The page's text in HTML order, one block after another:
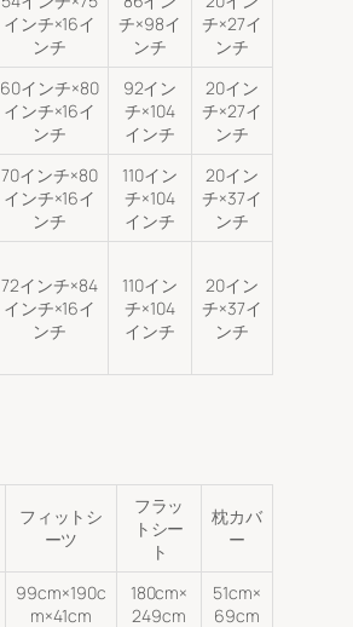
インチ×16イ
ンチ
チ×98イ
ンチ
チ×27イ
ンチ
60インチ×80
インチ×16イ
ンチ
92イン
チ×104
インチ
20イン
チ×27イ
ンチ
70インチ×80
インチ×16イ
ンチ
110イン
チ×104
インチ
20イン
チ×37イ
ンチ
72インチ×84
インチ×16イ
ンチ
110イン
チ×104
インチ
20イン
チ×37イ
ンチ
フィットシ
ーツ
フラッ
トシー
ト
枕カバ
ー
99cm×190c
m×41cm
180cm×
249cm
51cm×
69cm